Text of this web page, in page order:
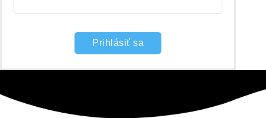
Prihlásiť sa